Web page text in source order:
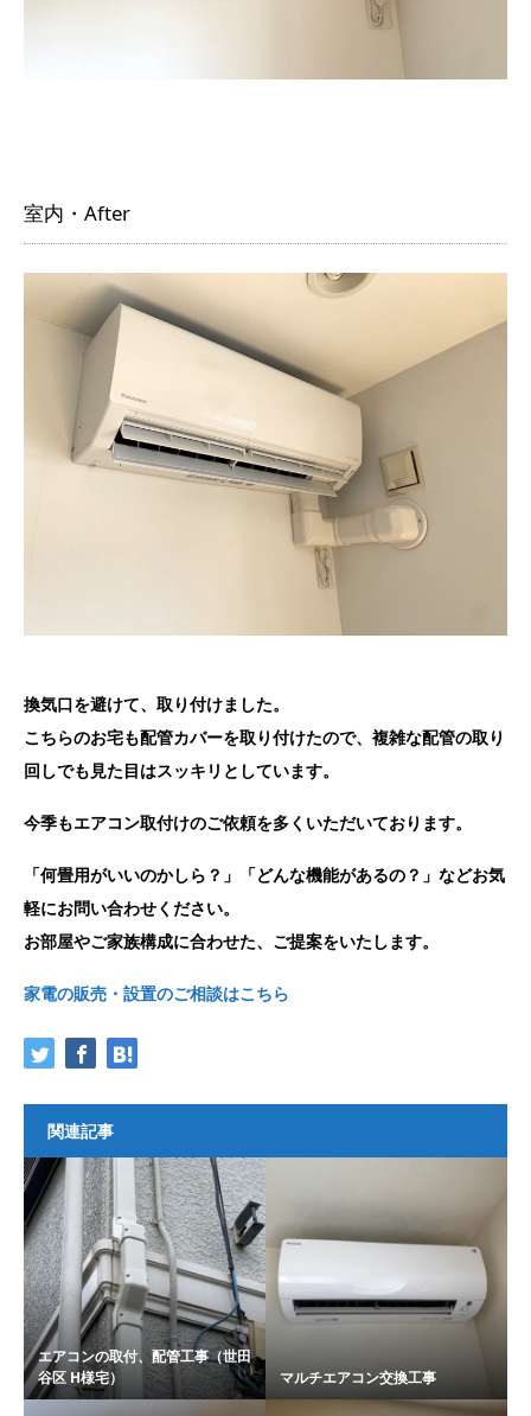
室内・After
換気口を避けて、取り付けました。
こちらのお宅も配管カバーを取り付けたので、複雑な配管の取り
回しでも見た目はスッキリとしています。
今季もエアコン取付けのご依頼を多くいただいております。
「何畳用がいいのかしら？」「どんな機能があるの？」などお気
軽にお問い合わせください。
お部屋やご家族構成に合わせた、ご提案をいたします。
家電の販売・設置のご相談はこちら
関連記事
エアコンの取付、配管工事（世田
谷区 H様宅）
マルチエアコン交換工事